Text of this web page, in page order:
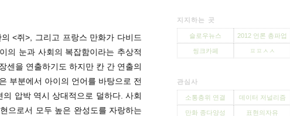
<쥐>, 그리고 프랑스 만화가 다비드
의 눈과 사회의 복잡함이라는 추상적
센을 연출하기도 하지만 칸 간 연출의
부분에서 아이의 언어를 바탕으로 전
압박 역시 상대적으로 덜하다. 사회
으로서 모두 높은 완성도를 자랑하는
지지하는 곳
슬로우뉴스 2012 언론 총파업
씽크카페 ㅍㅍㅅㅅ
관심사
소통층위 연결 데이터 저널리즘
만화 종다양성 표현의자유